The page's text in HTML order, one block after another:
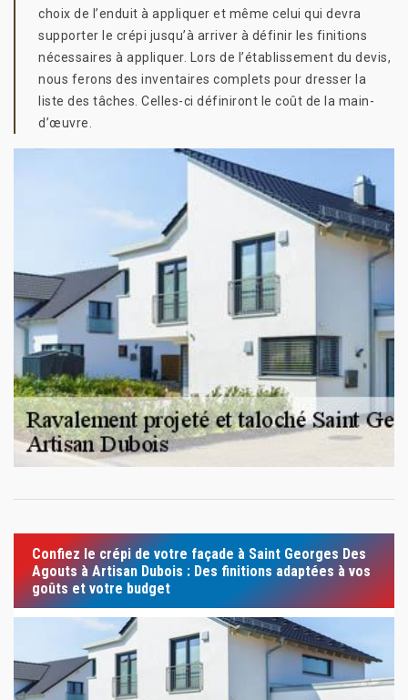
choix de l’enduit à appliquer et même celui qui devra
supporter le crépi jusqu’à arriver à définir les finitions
nécessaires à appliquer. Lors de l’établissement du devis,
nous ferons des inventaires complets pour dresser la
liste des tâches. Celles-ci définiront le coût de la main-
d’œuvre.
Confiez le crépi de votre façade à Saint Georges Des
Agouts à Artisan Dubois : Des finitions adaptées à vos
goûts et votre budget